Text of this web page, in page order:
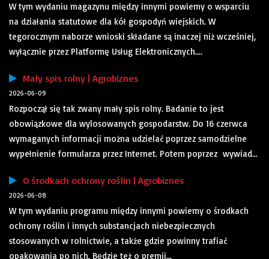
W tym wydaniu magazynu między innymi powiemy o wsparciu
na działania statutowe dla kół gospodyń wiejskich. W
tegorocznym naborze wnioski składane są inaczej niż wcześniej,
wyłącznie przez Platformę Usług Elektronicznych....
Mały spis rolny | Agrobiznes
2026-06-09
Rozpoczął się tak zwany mały spis rolny. Badanie to jest
obowiązkowe dla wylosowanych gospodarstw. Do 16 czerwca
wymaganych informacji można udzielać poprzez samodzielne
wypełnienie formularza przez Internet. Potem poprzez wywiad...
O środkach ochrony roślin | Agrobiznes
2026-06-08
W tym wydaniu programu między innymi powiemy o środkach
ochrony roślin i innych substancjach niebezpiecznych
stosowanych w rolnictwie, a także gdzie powinny trafiać
opakowania po nich. Będzie też o premii...